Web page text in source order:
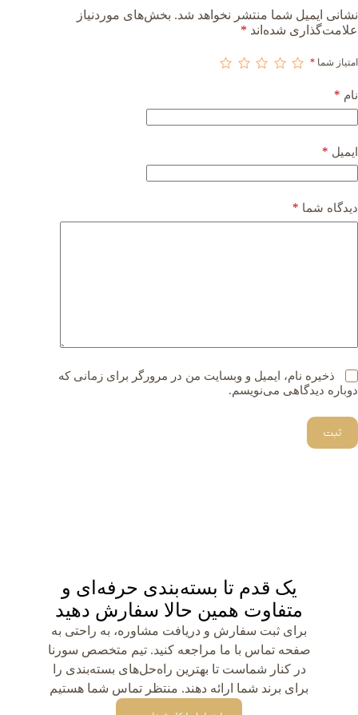
نشانی ایمیل شما منتشر نخواهد شد. بخش‌های موردنیاز
علامت‌گذاری شده‌اند *
امتیاز شما *
نام *
ایمیل *
دیدگاه شما *
ذخیره نام، ایمیل و وبسایت من در مرورگر برای زمانی که
دوباره دیدگاهی می‌نویسم.
ثبت
یک قدم تا بسته‌بندی حرفه‌ای و
متفاوت همین حالا سفارش دهید
برای ثبت سفارش و دریافت مشاوره، به راحتی به
صفحه تماس با ما مراجعه کنید. تیم متخصص سورنا
در کنار شماست تا بهترین راه‌حل‌های بسته‌بندی را
برای برند شما ارائه دهند. منتظر تماس شما هستیم